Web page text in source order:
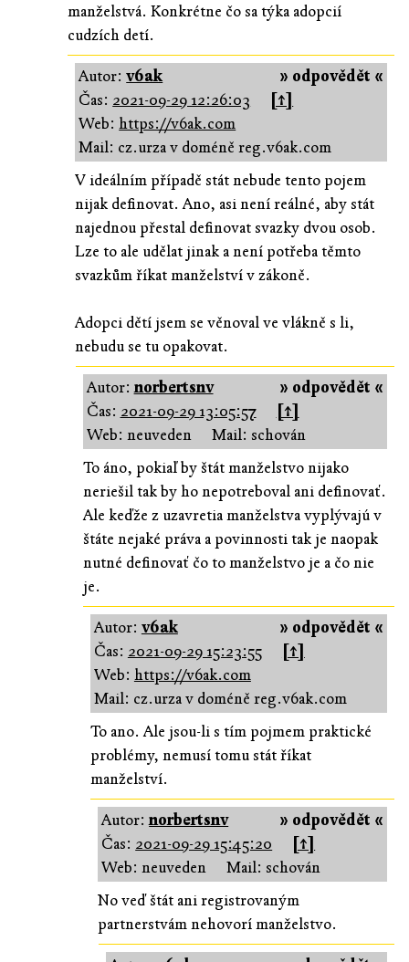
manželstvá. Konkrétne čo sa týka adopcií
cudzích detí.
» odpovědět «
Autor:v6ak
Čas: 2021-09-29 12:26:03
[↑]
Web:https://v6ak.com
Mail: cz.urza v doméně reg.v6ak.com
V ideálním případě stát nebude tento pojem
nijak definovat. Ano, asi není reálné, aby stát
najednou přestal definovat svazky dvou osob.
Lze to ale udělat jinak a není potřeba těmto
svazkům říkat manželství v zákoně.
Adopci dětí jsem se věnoval ve vlákně s li,
nebudu se tu opakovat.
» odpovědět «
Autor:norbertsnv
Čas: 2021-09-29 13:05:57
[↑]
Web: neuveden
Mail: schován
To áno, pokiaľ by štát manželstvo nijako
neriešil tak by ho nepotreboval ani definovať.
Ale keďže z uzavretia manželstva vyplývajú v
štáte nejaké práva a povinnosti tak je naopak
nutné definovať čo to manželstvo je a čo nie
je.
» odpovědět «
Autor: v6ak
Čas: 2021-09-29 15:23:55
[↑]
Web: https://v6ak.com
Mail: cz.urza v doméně reg.v6ak.com
To ano. Ale jsou-li s tím pojmem praktické
problémy, nemusí tomu stát říkat
manželství.
» odpovědět «
Autor:norbertsnv
Čas: 2021-09-29 15:45:20
[↑]
Web: neuveden
Mail: schován
No veď štát ani registrovaným
partnerstvám nehovorí manželstvo.